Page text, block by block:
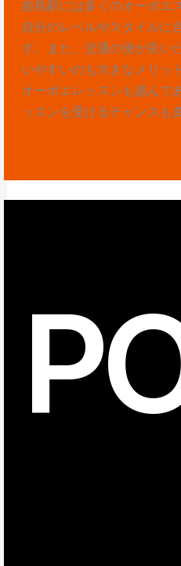
姫島駅には多くのオーボエ
自分のレベルやスタイルに
す。また、交通の便が良い
いやすいのも大きなメリッ
オーボエレッスンも盛んで
ッスンを受けるチャンスも